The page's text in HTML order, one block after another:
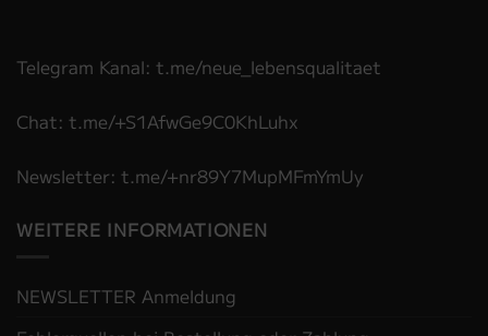
Telegram Kanal: t.me/neue_lebensqualitaet
Chat: t.me/+S1AfwGe9C0KhLuhx
Newsletter: t.me/+nr89Y7MupMFmYmUy
WEITERE INFORMATIONEN
NEWSLETTER Anmeldung